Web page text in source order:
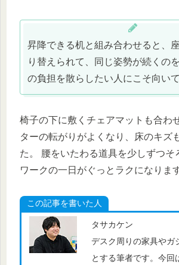
昇降できる机と組み合わせると、
り替えられて、同じ姿勢が続くの
の負担を散らしたい人にこそ向いて
椅子の下に敷くチェアマットも合わ
ターの転がりがよくなり、床のキズ
た。 腰をいたわる道具を少しずつそ
ワークの一日がぐっとラクになります
この記事を書いた人
タサカケン
デスク周りの家具やガ
とする筆者です。今回